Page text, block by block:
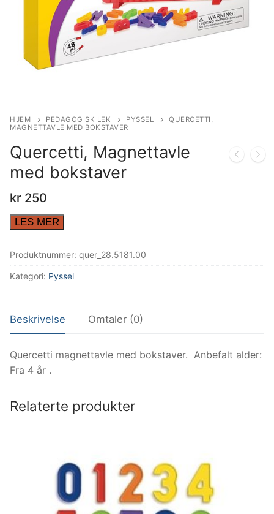
HJEM PEDAGOGISK LEK PYSSEL
QUERCETTI,
MAGNETTAVLE MED BOKSTAVER
Quercetti, Magnettavle
med bokstaver
kr 250
LES MER
Produktnummer: quer_28.5181.00
Kategori: Pyssel
Beskrivelse Omtaler (0)
Quercetti magnettavle med bokstaver. Anbefalt alder:
Fra 4 år .
Relaterte produkter